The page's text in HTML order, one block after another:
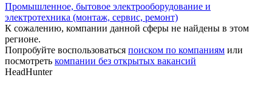
Промышленное, бытовое электрооборудование и
электротехника (монтаж, сервис, ремонт)
К сожалению, компании данной сферы не найдены в этом
регионе.
Попробуйте воспользоваться поиском по компаниям или
посмотреть компании без открытых вакансий
HeadHunter